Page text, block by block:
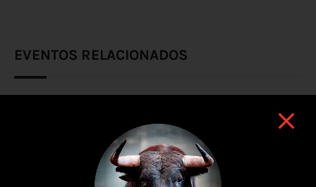
EVENTOS RELACIONADOS